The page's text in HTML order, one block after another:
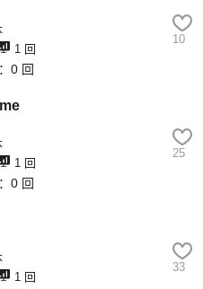
1 回
0 回
10
1 回
0 回
25
1 回
33